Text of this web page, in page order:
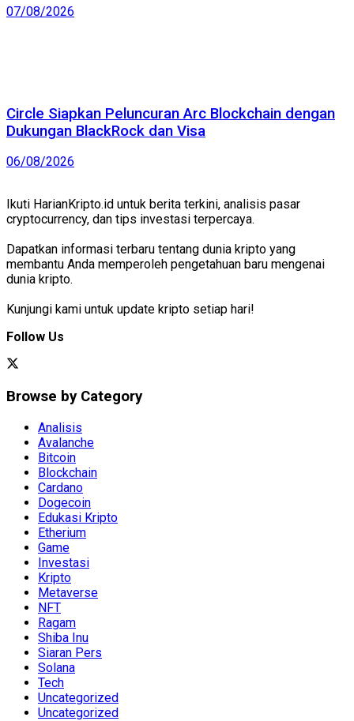
07/08/2026
Circle Siapkan Peluncuran Arc Blockchain dengan
Dukungan BlackRock dan Visa
06/08/2026
Ikuti HarianKripto.id untuk berita terkini, analisis pasar
cryptocurrency, dan tips investasi terpercaya.
Dapatkan informasi terbaru tentang dunia kripto yang
membantu Anda memperoleh pengetahuan baru mengenai
dunia kripto.
Kunjungi kami untuk update kripto setiap hari!
Follow Us
Browse by Category
Analisis
Avalanche
Bitcoin
Blockchain
Cardano
Dogecoin
Edukasi Kripto
Etherium
Game
Investasi
Kripto
Metaverse
NFT
Ragam
Shiba Inu
Siaran Pers
Solana
Tech
Uncategorized
Uncategorized